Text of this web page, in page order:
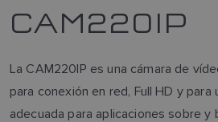
CAM220IP
La CAM220IP es una cámara de
para conexión en red, Full HD y para
adecuada para aplicaciones sobre y